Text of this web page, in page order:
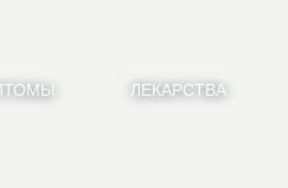
ЛЕКАРСТВА